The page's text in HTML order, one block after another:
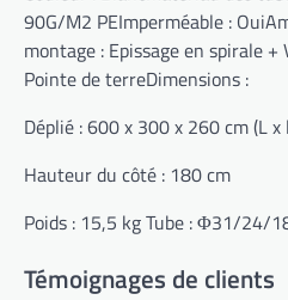
90G/M2 PEImperméable :
montage : Epissage en spirale
Pointe de terreDimensions :
Déplié : 600 x 300 x 260 cm (L x
Hauteur du côté : 180 cm
Poids : 15,5 kg Tube : Φ31/24/
Témoignages de clients